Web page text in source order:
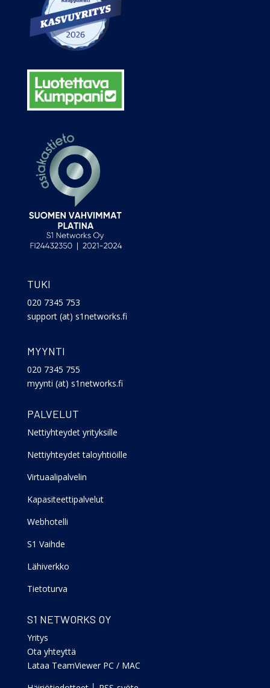
TUKI
020 7345 753
support (at) s1networks.fi
MYYNTI
020 7345 755
myynti (at) s1networks.fi
PALVELUT
Nettiyhteydet yrityksille
Nettiyhteydet taloyhtiöille
Virtuaalipalvelin
Kapasiteettipalvelut
Webhotelli
S1 Vaihde
Lähiverkko
Tietoturva
S1 NETWORKS OY
Yritys
Ota yhteyttä
Lataa TeamViewer PC / MAC